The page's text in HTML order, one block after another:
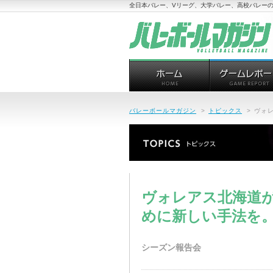
全日本バレー、Vリーグ、大学バレー、高校バレー
バレーボールマガジン > トピックス > ヴォ
ヴォレアス北海道
めに新しい手法を
シーズン報告会